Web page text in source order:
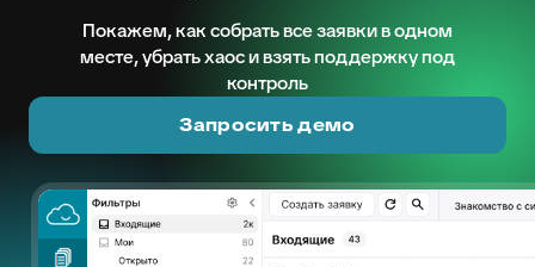
Покажем, как собрать все заявки в одном
месте, убрать хаос и взять поддержку под
контроль
Запросить демо